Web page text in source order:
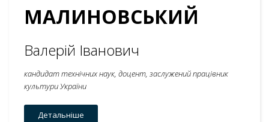
МАЛИНОВСЬКИЙ
Валерій Іванович
кандидат технічних наук, доцент, заслужений працівник
культури України
Детальніше